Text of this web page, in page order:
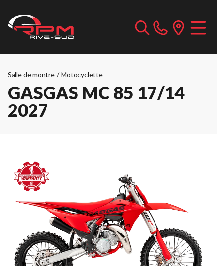
Salle de montre / Motocyclette
GASGAS MC 85 17/14
2027